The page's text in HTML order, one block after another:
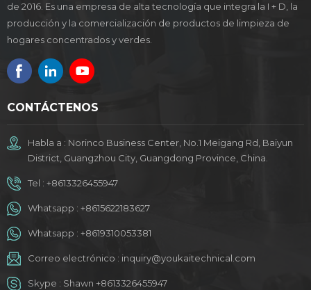
de 2016. Es una empresa de alta tecnología que integra la I + D, la
producción y la comercialización de productos de limpieza de
hogares concentrados y verdes.
CONTÁCTENOS
Habla a : Norinco Business Center, No.1 Meigang Rd, Baiyun
District, Guangzhou City, Guangdong Province, China.
Tel : +8613326455947
Whatsapp : +8615622183627
Whatsapp : +8619310053381
Correo electrónico : inquiry@youkaitechnical.com
Skype : Shawn +8613326455947